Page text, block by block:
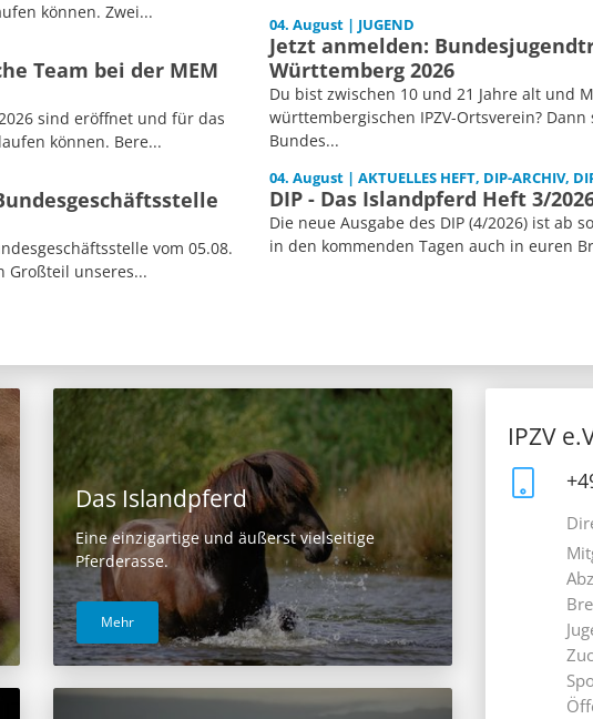
können. Zwei...
Team bei der MEM
sind eröffnet und für das
können. Bere...
vom 05.08.
Großteil unseres...
04. August | JUGEND
Jetzt anmelden:
Württemberg 2026
Du bist zwischen 10 und 21 Jahre alt und
württembergischen IPZV-Ortsverein?
Bundes...
04. August | AKTUELLES HEFT, DIP-ARCHIV,
DIP - Das Islandpferd Heft 3/
Die neue Ausgabe des DIP (4/2026) ist ab
in den kommenden Tagen auch in euren
Das Islandpferd
Eine einzigartige und äußerst vielseitige
Pferderasse.
Mehr
IPZV